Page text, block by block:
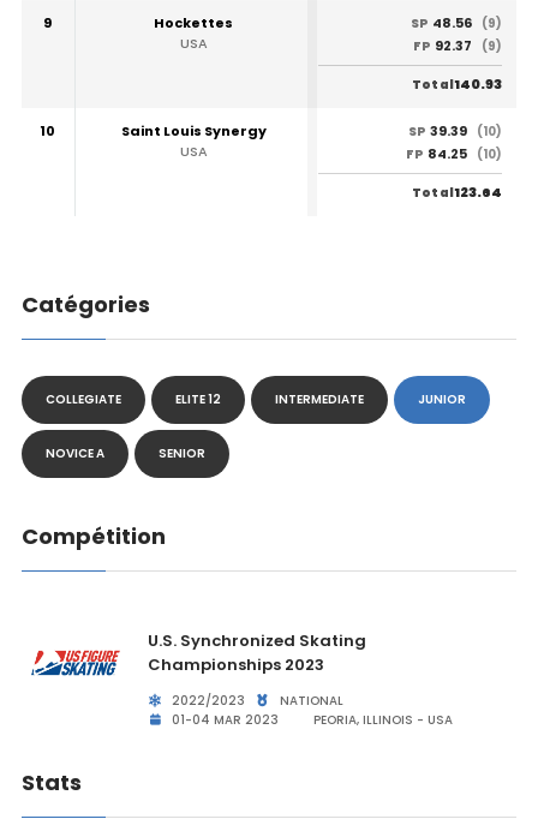
9
Hockettes
USA
SP 48.56 (9)
FP 92.37 (9)
Total140.93
10
Saint Louis Synergy
USA
SP 39.39 (10)
FP 84.25 (10)
Total123.64
Catégories
COLLEGIATE ELITE 12 INTERMEDIATE JUNIOR
NOVICE A SENIOR
Compétition
U.S. Synchronized Skating
Championships 2023
2022/2023
NATIONAL
01-04 MAR 2023
PEORIA, ILLINOIS - USA
Stats